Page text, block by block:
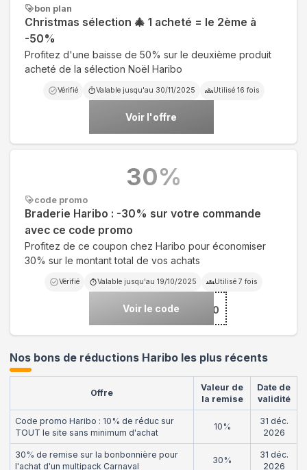
bon plan
Christmas sélection 🎄 1 acheté = le 2ème à
-50%
Profitez d'une baisse de 50% sur le deuxième produit
acheté de la sélection Noël Haribo
Vérifié Valable jusqu'au 30/11/2025 Utilisé 16 fois
Voir l'offre
code promo
Braderie Haribo : -30% sur votre commande
avec ce code promo
Profitez de ce coupon chez Haribo pour économiser
30% sur le montant total de vos achats
Vérifié Valable jusqu'au 19/10/2025 Utilisé 7 fois
Voir le code***DERIE30
30%
Nos bons de réductions Haribo les plus récents
Offre
Valeur de
la remise
Date de
validité
Code promo Haribo : 10% de réduc sur
TOUT le site sans minimum d'achat
10%
31 déc.
2026
30% de remise sur la bonbonnière pour
l'achat d'un multipack Carnaval
30%
31 déc.
2026